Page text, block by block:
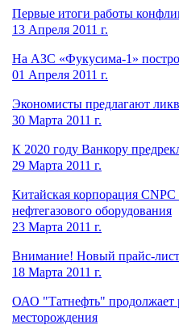
Первые итоги работы
13 Апреля 2011 г.
На АЗС «Фукусима-1»
01 Апреля 2011 г.
Экономисты предлагают
30 Марта 2011 г.
К 2020 году Ванкору
29 Марта 2011 г.
Китайская корпорация
нефтегазового оборудования
23 Марта 2011 г.
Внимание! Новый прайс-
18 Марта 2011 г.
ОАО "Татнефть" продолжает
месторождения